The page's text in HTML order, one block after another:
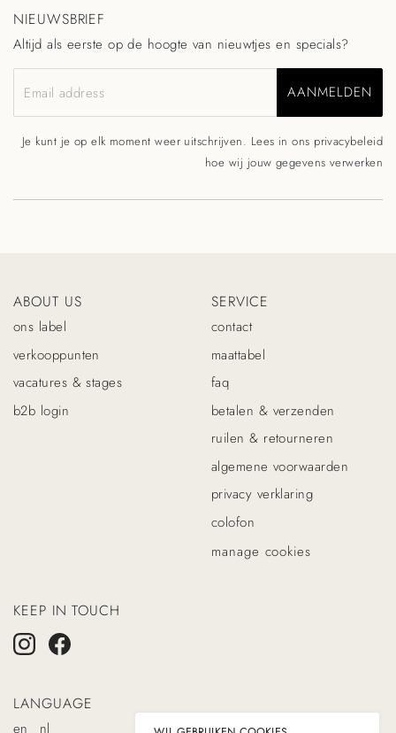
NIEUWSBRIEF
Altijd als eerste op de hoogte van nieuwtjes en specials?
Email address AANMELDEN
Je kunt je op elk moment weer uitschrijven. Lees in ons privacybeleid
hoe wij jouw gegevens verwerken
ABOUT US
ons label
verkooppunten
vacatures & stages
b2b login
SERVICE
contact
maattabel
faq
betalen & verzenden
ruilen & retourneren
algemene voorwaarden
privacy verklaring
colofon
manage cookies
KEEP IN TOUCH
LANGUAGE
en nl